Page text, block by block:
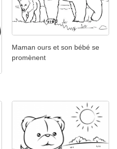
Maman ours et son bébé se
promènent